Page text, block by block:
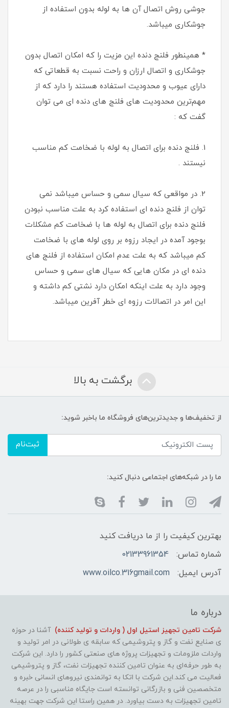
جوشی روش اتصال آن ها به لوله بدون استفاده از
جوشکاری میباشد.
* همینطور فلنج دنده این مزیت را که امکان اتصال بدون
جوشکاری و اتصال ارزان و راحت نسبت به قطعاتی که
دارای عیوب و محدودیت استفاده هستند را دارد که از
مهم‌ترین محدودیت های فلنج های دنده ای می توان
گفت که :
1. فلنج دنده برای اتصال به لوله با ضخامت کم مناسب
نیستند .
2. در مواقعی که سیال سمی و حساس میباشد نمی
توان از فلنج دنده ای استفاده کرد به علت مناسب نبودن
فلنج دنده برای اتصال به لوله ها با ضخامت کم مشکلات
بوجود آمده در ایجاد رزوه بر روی لوله های با ضخامت
کم میباشد که به علت عدم امکان استفاده از فلنج های
دنده ای در مکان هایی که سیال های سمی و حساس
وجود دارد به علت اینکه امکان دارد نشتی کم داشته و
این امر در اتصالات رزوه ای خطر آفرین میباشد.
برگشت به بالا
از تخفیف‌ها و جدیدترین‌های فروشگاه ما باخبر شوید:
ثبت‌نام
ما را در شبکه‌های اجتماعی دنبال کنید:
بهترین کیفیت را از ما دریافت کنید
شماره تماس:
02133961354
آدرس ایمیل:
www.oilco.316gmail.com
درباره ما
شرکت تامین تجهیز استیل اول ( واردات و تولید کننده) آشنا در حوزه
ی صنایع نفت و گاز و پتروشیمی که سابقه ی طولانی در امر تولید و
واردات ملزومات و تجهیزات پروژه های صنعتی کشور را دارد. این شرکت
به طور حرفه‌ای به عنوان تامین کننده تجهیزات نفت، گاز و پتروشیمی
فعالیت می کند.این شرکت با اتکا به توانمندی نیروهای انسانی خبره و
متخصصین فنی و بازرگانی توانسته است جایگاه مناسبی را در عرصه
تامین تجهیزات به دست بیاورد. در همین راستا این شرکت جهت بهینه